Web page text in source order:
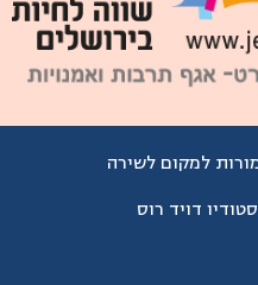
סטודיו דויד רוס